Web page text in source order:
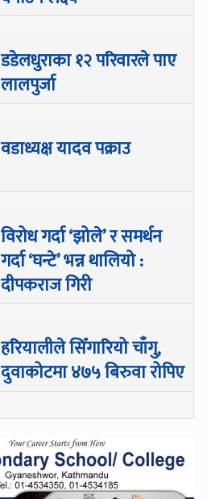
डडेलधुराका १२ परिवारले पाए
लालपुर्जा
वडाध्यक्ष यादव पक्राउ
विरोध गर्दा ‘झोले’ र समर्थन
गर्दा ‘घन्टे’ भन्न थालियो :
दीपकराज गिरी
हरियालीले सिँगारियो चाँगु,
दुवाकोटमा ४७५ बिरुवा रोपिए